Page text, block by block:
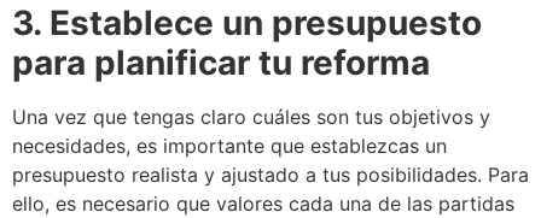
3. Establece un presupuesto
para planificar tu reforma
Una vez que tengas claro cuáles son tus objetivos y
necesidades, es importante que establezcas un
presupuesto realista y ajustado a tus posibilidades. Para
ello, es necesario que valores cada una de las partidas